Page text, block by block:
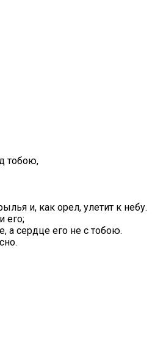
тобою,
и, как орел, улетит к небу.
его;
а сердце его не с тобою.